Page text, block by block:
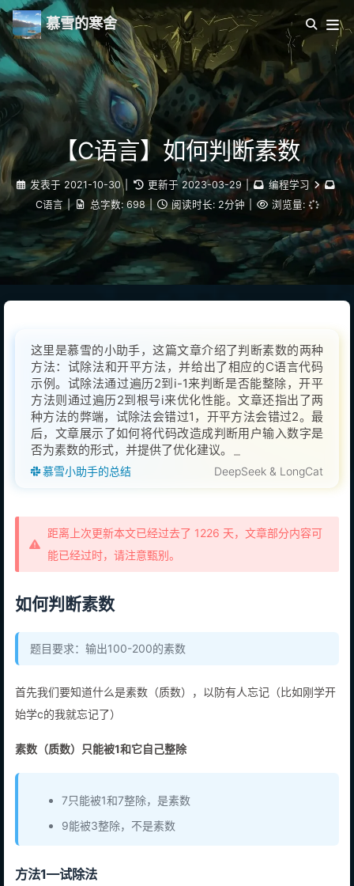
慕雪的寒舍
【C语言】如何判断素数
发表于 2021-10-30 更新于 2023-03-29
编程学习
C语言 | 总字数: 698 阅读时长: 2分钟 浏览量:
这里是慕雪的小助手，这篇文章介绍了判断素数的两种
方法：试除法和开平方法，并给出了相应的C语言代码
示例。试除法通过遍历2到i-1来判断是否能整除，开平
方法则通过遍历2到根号i来优化性能。文章还指出了两
种方法的弊端，试除法会错过1，开平方法会错过2。最
后，文章展示了如何将代码改造成判断用户输入数字是
否为素数的形式，并提供了优化建议。
慕雪小助手的总结 DeepSeek & LongCat
距离上次更新本文已经过去了 1226 天，文章部分内容可
能已经过时，请注意甄别。
如何判断素数
题目要求：输出100-200的素数
首先我们要知道什么是素数（质数），以防有人忘记（比如刚学开
始学c的我就忘记了）
素数（质数）只能被1和它自己整除
7只能被1和7整除，是素数
9能被3整除，不是素数
方法1—试除法